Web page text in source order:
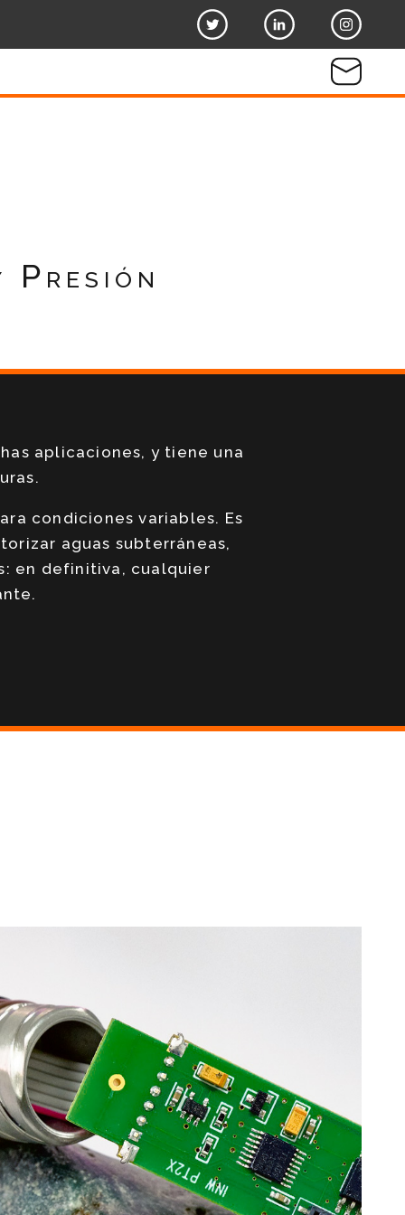
Presión
aplicaciones, y tiene una
condiciones variables. Es
aguas subterráneas,
en definitiva, cualquier